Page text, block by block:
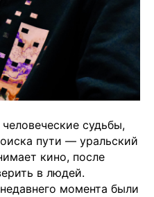
судьбы,
пути — уральский
кино, после
в людей.
момента были